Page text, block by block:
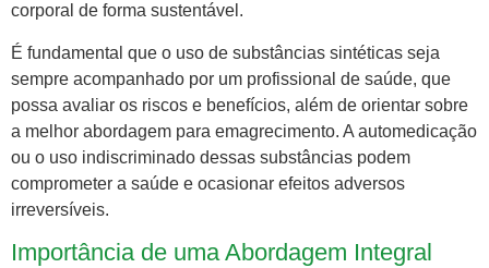
corporal de forma sustentável.
É fundamental que o uso de substâncias sintéticas seja
sempre acompanhado por um profissional de saúde, que
possa avaliar os riscos e benefícios, além de orientar sobre
a melhor abordagem para emagrecimento. A automedicação
ou o uso indiscriminado dessas substâncias podem
comprometer a saúde e ocasionar efeitos adversos
irreversíveis.
Importância de uma Abordagem Integral